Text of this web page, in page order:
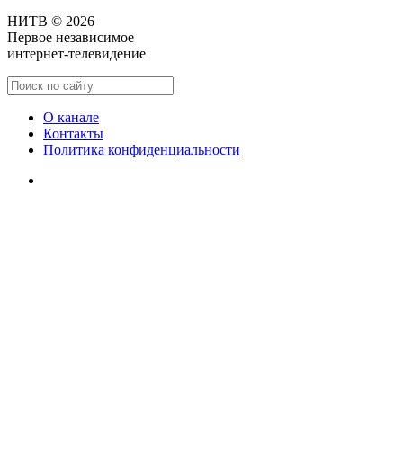
НИТВ © 2026
Первое независимое
интернет-телевидение
О канале
Контакты
Политика конфиденциальности